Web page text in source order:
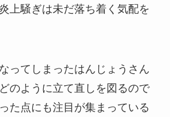
上騒ぎは未だ落ち着く気配を
ってしまったはんじょうさん
のように立て直しを図るので
た点にも注目が集まっている